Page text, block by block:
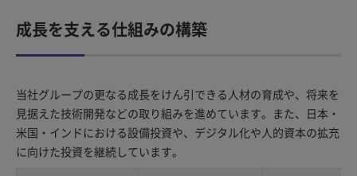
成長を支える仕組みの構築
当社グループの更なる成長をけん引できる人材の育成や、将来を
見据えた技術開発などの取り組みを進めています。また、日本・
米国・インドにおける設備投資や、デジタル化や人的資本の拡充
に向けた投資を継続しています。